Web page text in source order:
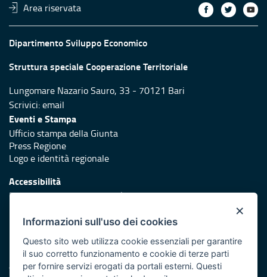
Area riservata
Dipartimento Sviluppo Economico
Struttura speciale Cooperazione Territoriale
Lungomare Nazario Sauro, 33 - 70121 Bari
Scrivici:email
Eventi e Stampa
Ufficio stampa della Giunta
Press Regione
Logo e identità regionale
Accessibilità
Dichiarazione di accessibilità
Redazione
Protezione civile
Vai al sito di Protezione Civile Puglia
×
Informazioni sull'uso dei cookies
Questo sito web utilizza cookie essenziali per garantire
il suo corretto funzionamento e cookie di terze parti
per fornire servizi erogati da portali esterni. Questi